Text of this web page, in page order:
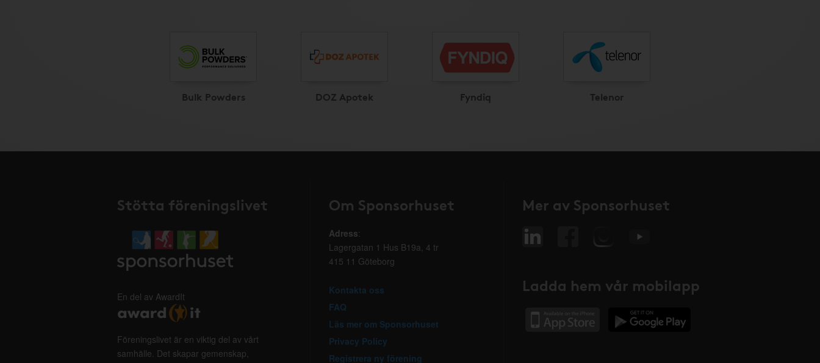
Bulk Powders DOZ Apotek Fyndiq Telenor
Stötta föreningslivet
En del av AwardIt
Föreningslivet är en viktig del av vårt
samhälle. Det skapar gemenskap,
Om Sponsorhuset
Adress:
Lagergatan 1 Hus B19a, 4 tr
415 11 Göteborg
Kontakta oss
FAQ
Läs mer om Sponsorhuset
Privacy Policy
Registrera ny förening
Mer av Sponsorhuset
Ladda hem vår mobilapp